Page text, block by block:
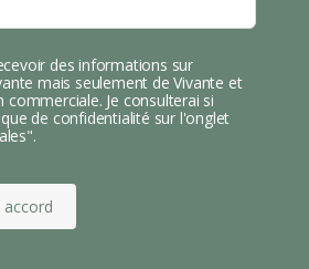
des informations sur
mais seulement de Vivante et
commerciale. Je consulterai si
de confidentialité sur l'onglet